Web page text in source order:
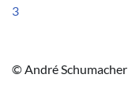
3
© André Schumacher